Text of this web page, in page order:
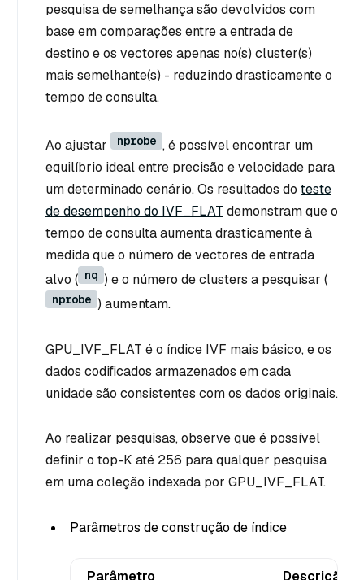
pesquisa de semelhança são devolvidos com
base em comparações entre a entrada de
destino e os vectores apenas no(s) cluster(s)
mais semelhante(s) - reduzindo drasticamente o
tempo de consulta.
Ao ajustar nprobe , é possível encontrar um
equilíbrio ideal entre precisão e velocidade para
um determinado cenário. Os resultados do teste
de desempenho do IVF_FLAT demonstram que o
tempo de consulta aumenta drasticamente à
medida que o número de vectores de entrada
alvo ( nq ) e o número de clusters a pesquisar (
nprobe ) aumentam.
GPU_IVF_FLAT é o índice IVF mais básico, e os
dados codificados armazenados em cada
unidade são consistentes com os dados originais.
Ao realizar pesquisas, observe que é possível
definir o top-K até 256 para qualquer pesquisa
em uma coleção indexada por GPU_IVF_FLAT.
Parâmetros de construção de índice
Parâmetro Descrição